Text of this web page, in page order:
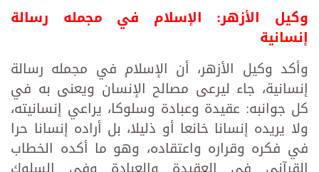
وكيل الأزهر: الإسلام في مجمله رسالة
إنسانية
وأكد وكيل الأزهر، أن الإسلام في مجمله رسالة
إنسانية، جاء ليرعى مصالح الإنسان ويعنى به في
كل جوانبه: عقيدة وعبادة وسلوكا، يراعي إنسانيته،
ولا يريده إنسانا خانعا أو ذليلا، بل أراده إنسانا حرا
في فكره وقراره واعتقاده، وهو ما أكده الخطاب